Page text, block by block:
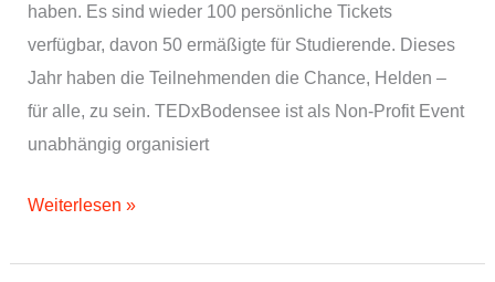
haben. Es sind wieder 100 persönliche Tickets
verfügbar, davon 50 ermäßigte für Studierende. Dieses
Jahr haben die Teilnehmenden die Chance, Helden –
für alle, zu sein. TEDxBodensee ist als Non-Profit Event
unabhängig organisiert
Tickets
verfügbar
Weiterlesen »